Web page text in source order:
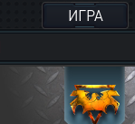
ИГРА